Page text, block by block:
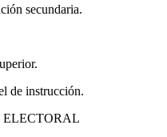
secundaria.
de instrucción.
ELECTORAL